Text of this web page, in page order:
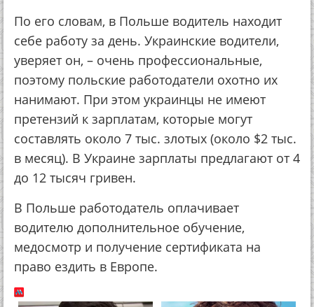
По его словам, в Польше водитель находит
себе работу за день. Украинские водители,
уверяет он, – очень профессиональные,
поэтому польские работодатели охотно их
нанимают. При этом украинцы не имеют
претензий к зарплатам, которые могут
составлять около 7 тыс. злотых (около $2 тыс.
в месяц). В Украине зарплаты предлагают от 4
до 12 тысяч гривен.
В Польше работодатель оплачивает
водителю дополнительное обучение,
медосмотр и получение сертификата на
право ездить в Европе.